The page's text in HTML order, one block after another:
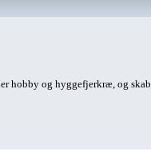
hobby og hyggefjerkræ, og